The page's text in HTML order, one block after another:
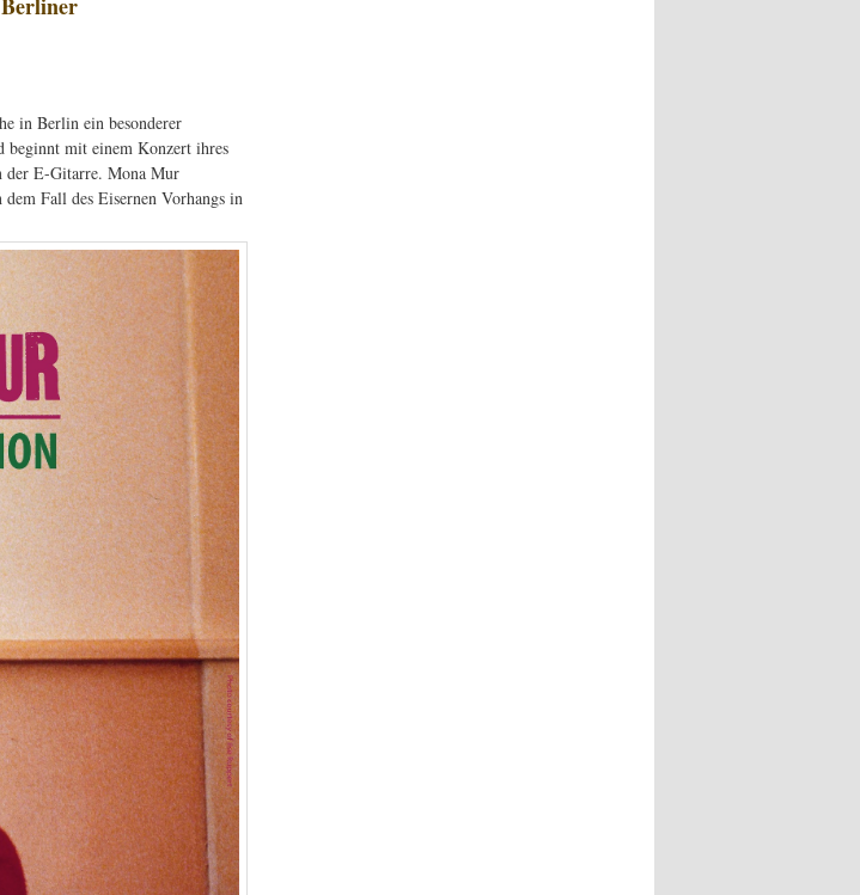
in Berlin ein besonderer
beginnt mit einem Konzert ihres
der E-Gitarre. Mona Mur
Fall des Eisernen Vorhangs in